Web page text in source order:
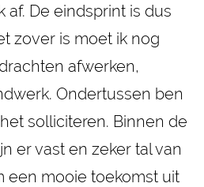
af. De eindsprint is dus
zover is moet ik nog
afwerken,
Ondertussen ben
solliciteren. Binnen de
er vast en zeker tal van
een mooie toekomst uit